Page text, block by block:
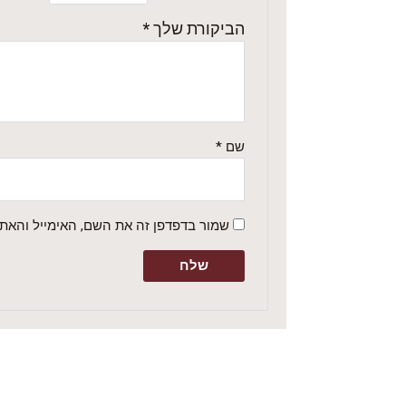
הביקורת שלך*
שם*
שמור בדפדפן זה את השם, האימייל